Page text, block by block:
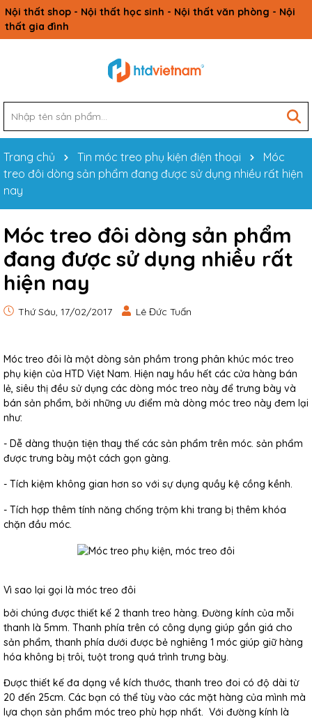
Nội thất shop - Nội thất học sinh - Nội thất văn phòng - Nội
thất gia đình
Trang chủ Tin móc treo phụ kiện điện thoại
Móc
treo đôi dòng sản phẩm đang được sử dụng nhiều rất hiện
nay
Móc treo đôi dòng sản phẩm
đang được sử dụng nhiều rất
hiện nay
Thứ Sáu, 17/02/2017 Lê Đức Tuấn
Móc treo đôi là một dòng sản phầm trong phân khúc móc treo
phụ kiện của HTD Việt Nam. Hiện nay hầu hết các cửa hàng bán
lẻ, siêu thị đều sử dụng các dòng móc treo này để trưng bày và
bán sản phẩm, bởi những ưu điểm mà dòng móc treo này đem lại
như:
- Dễ dàng thuận tiện thay thế các sản phẩm trên móc. sản phẩm
được trưng bày một cách gọn gàng.
- Tích kiệm không gian hơn so với sự dụng quầy kệ cồng kềnh.
- Tích hợp thêm tính năng chống trộm khi trang bị thêm khóa
chặn đầu móc.
Vì sao lại gọi là móc treo đôi
bởi chúng được thiết kế 2 thanh treo hàng. Đường kính của mỗi
thanh là 5mm. Thanh phía trên có công dụng giúp gắn giá cho
sản phẩm, thanh phía dưới được bẻ nghiêng 1 móc giúp giữ hàng
hóa không bị trôi, tuột trong quá trình trưng bày.
Được thiết kế đa dạng về kích thước, thanh treo đoi có độ dài từ
20 đến 25cm. Các bạn có thể tùy vào các mặt hàng của mình mà
lựa chọn sản phẩm móc treo phù hợp nhất. Với đường kính là